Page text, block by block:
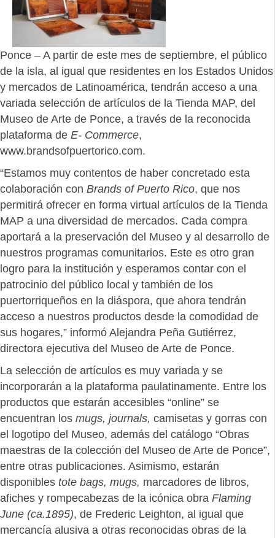
Ponce – A partir de este mes de septiembre, el público
de la isla, al igual que residentes en los Estados Unidos
y mercados de Latinoamérica, tendrán acceso a una
variada selección de artículos de la Tienda MAP, del
Museo de Arte de Ponce, a través de la reconocida
plataforma de E- Commerce,
www.brandsofpuertorico.com.
“Estamos muy contentos de haber concretado esta
colaboración con Brands of Puerto Rico, que nos
permitirá ofrecer en forma virtual artículos de la Tienda
MAP a una diversidad de mercados. Cada compra
aportará a la preservación del Museo y al desarrollo de
nuestros programas comunitarios. Este es otro gran
logro para la institución y esperamos contar con el
patrocinio del público local y también de los
puertorriqueños en la diáspora, que ahora tendrán
acceso a nuestros productos desde la comodidad de
sus hogares,” informó Alejandra Peña Gutiérrez,
directora ejecutiva del Museo de Arte de Ponce.
La selección de artículos es muy variada y se
incorporarán a la plataforma paulatinamente. Entre los
productos que estarán accesibles “online” se
encuentran los mugs, journals, camisetas y gorras con
el logotipo del Museo, además del catálogo “Obras
maestras de la colección del Museo de Arte de Ponce”,
entre otras publicaciones. Asimismo, estarán
disponibles tote bags, mugs, marcadores de libros,
afiches y rompecabezas de la icónica obra Flaming
June (ca.1895), de Frederic Leighton, al igual que
mercancía alusiva a otras reconocidas obras de la